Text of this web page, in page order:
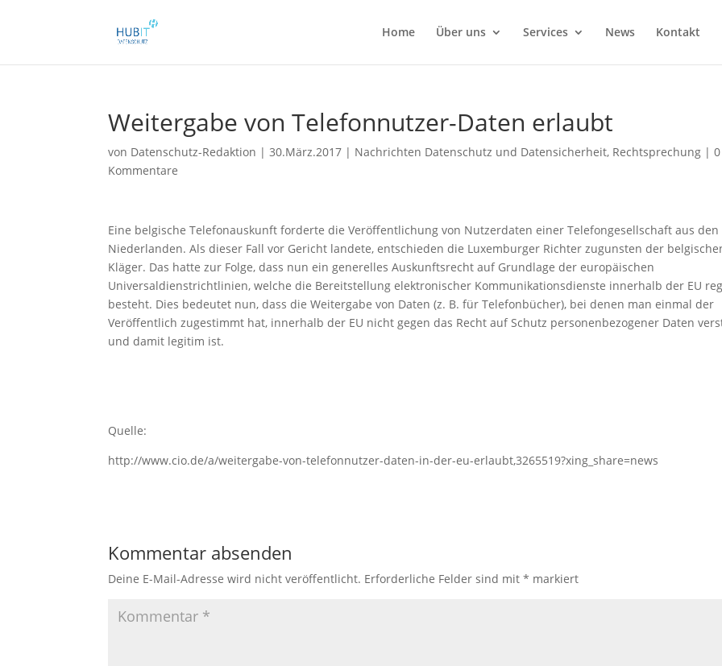
Home Über uns Services News Kontakt
Weitergabe von Telefonnutzer-Daten erlaubt
von Datenschutz-Redaktion |30.März.2017 | Nachrichten Datenschutz und Datensicherheit, Rechtsprechung |0
Kommentare
Eine belgische Telefonauskunft forderte die Veröffentlichung von Nutzerdaten einer Telefongesellschaft aus den
Niederlanden. Als dieser Fall vor Gericht landete, entschieden die Luxemburger Richter zugunsten der
Kläger. Das hatte zur Folge, dass nun ein generelles Auskunftsrecht auf Grundlage der europäischen
Universaldienstrichtlinien, welche die Bereitstellung elektronischer Kommunikationsdienste innerhalb der EU
besteht. Dies bedeutet nun, dass die Weitergabe von Daten (z. B. für Telefonbücher), bei denen man einmal der
Veröffentlich zugestimmt hat, innerhalb der EU nicht gegen das Recht auf Schutz personenbezogener Daten
und damit legitim ist.
Quelle:
http://www.cio.de/a/weitergabe-von-telefonnutzer-daten-in-der-eu-erlaubt,3265519?xing_share=news
Kommentar absenden
Deine E-Mail-Adresse wird nicht veröffentlicht. Erforderliche Felder sind mit* markiert